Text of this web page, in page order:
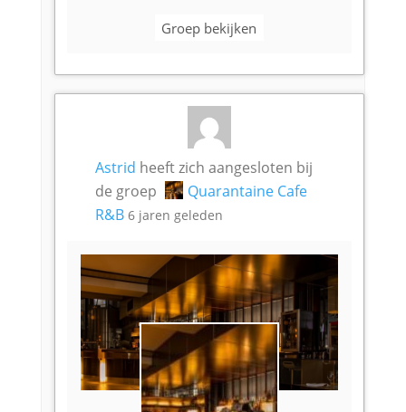
Groep bekijken
Astrid heeft zich aangesloten bij
de groep
Quarantaine Cafe
R&B 6 jaren geleden